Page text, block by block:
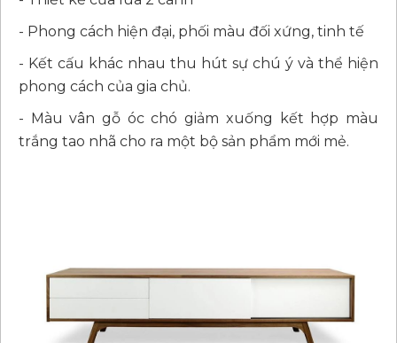
- Phong cách hiện đại, phối màu đối xứng, tinh tế
- Kết cấu khác nhau thu hút sự chú ý và thể hiện
phong cách của gia chủ.
- Màu vân gỗ óc chó giảm xuống kết hợp màu
trắng tao nhã cho ra một bộ sản phẩm mới mẻ.